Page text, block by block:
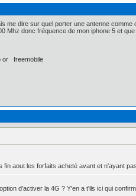
me dire sur quel porter une antenne
donc fréquence de mon iphone 5 et que
or freemobile
aout les forfaits acheté avant et n'ayant
d'activer la 4G ? Y'en a t'ils ici qui